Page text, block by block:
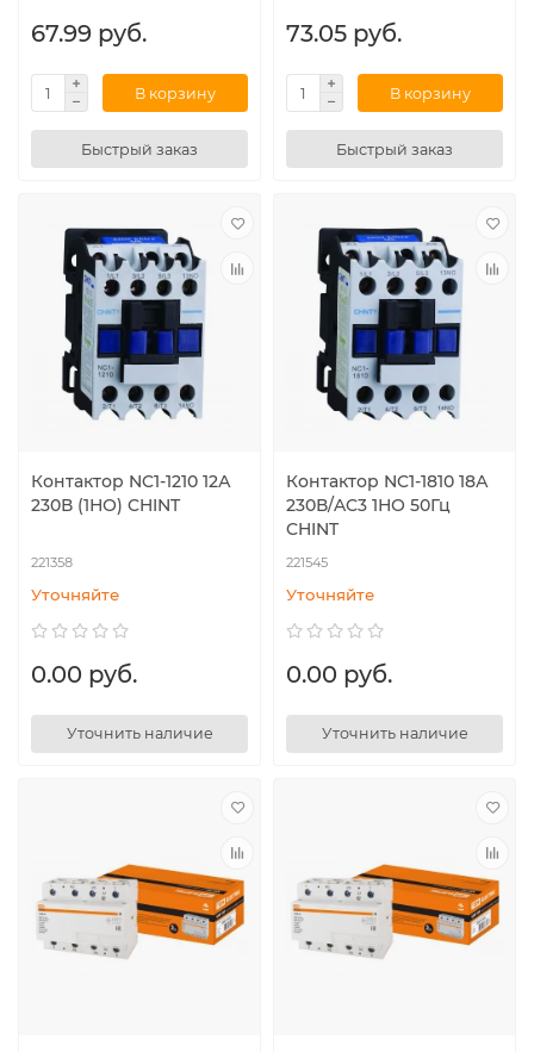
67.99 руб.
В корзину
Быстрый заказ
73.05 руб.
В корзину
Быстрый заказ
Контактор NC1-1210 12А
230В (1НО) CHINT
221358
Уточняйте
0.00 руб.
Уточнить наличие
Контактор NC1-1810 18А
230В/AC3 1НО 50Гц
CHINT
221545
Уточняйте
0.00 руб.
Уточнить наличие